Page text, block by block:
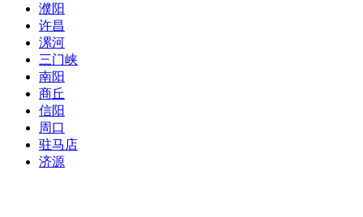
濮阳
许昌
漯河
三门峡
南阳
商丘
信阳
周口
驻马店
济源